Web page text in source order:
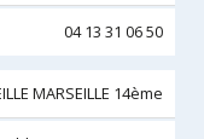
04 13 31 06 50
MARSEILLE 14ème